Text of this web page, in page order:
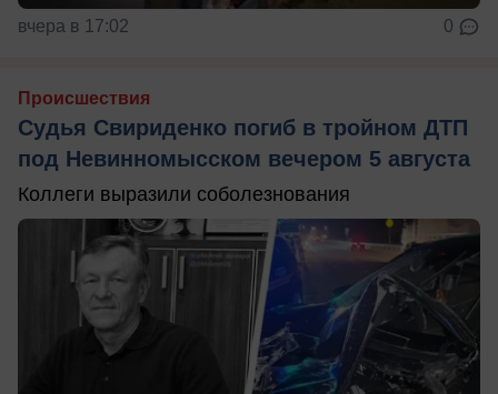
вчера в 17:02 0
Происшествия
Судья Свириденко погиб в тройном ДТП
под Невинномысском вечером 5 августа
Коллеги выразили соболезнования